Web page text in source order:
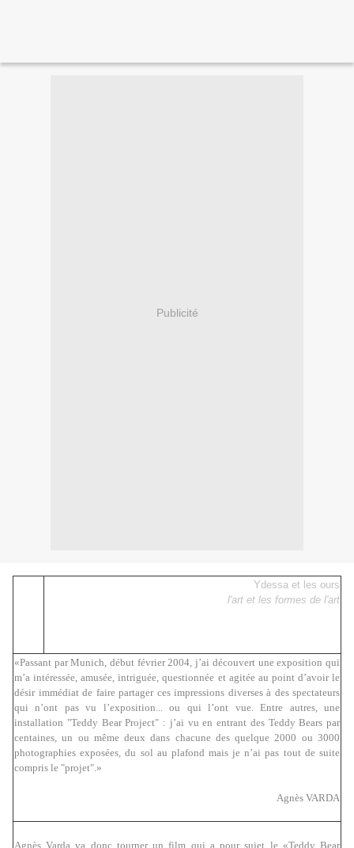
Publicité
Ydessa et les ours
l'art et les formes de l'art
«Passant par Munich, début février 2004, j’ai découvert une exposition qui
m’a intéressée, amusée, intriguée, questionnée et agitée au point d’avoir le
désir immédiat de faire partager ces impressions diverses à des spectateurs
qui n’ont pas vu l’exposition... ou qui l’ont vue. Entre autres, une
installation "Teddy Bear Project" : j’ai vu en entrant des Teddy Bears par
centaines, un ou même deux dans chacune des quelque 2000 ou 3000
photographies exposées, du sol au plafond mais je n’ai pas tout de suite
compris le "projet".»
Agnès VARDA
Agnès Varda va donc tourner un film qui a pour sujet le «Teddy Bear